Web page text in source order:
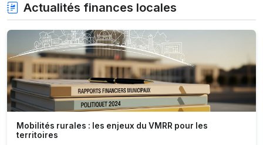
Actualités finances locales
Mobilités rurales : les enjeux du VMRR pour les
territoires